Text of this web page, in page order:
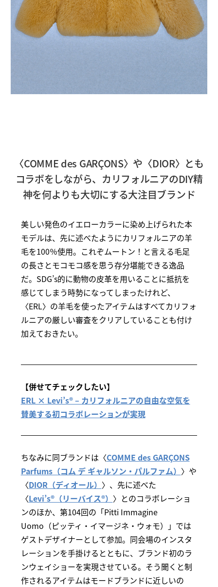
〈COMME des GARÇONS〉や〈DIOR〉とも
コラボをしながら、カリフォルニアのDIY精
神を何よりも大切にする大注目ブランド
美しい発色のイエローカラーに染め上げられた本
モデルは、先に述べたようにカリフォルニアの羊
毛を100％使用。これぞムートン！と言える毛足
の長さとモコモコ感を思う存分堪能できる逸品
だ。SDG’s的に動物の皮革を用いることに抵抗を
感じてしまう時勢になってしまったけれど、
〈ERL〉の羊毛を使ったアイテムはすべてカリフォ
ルニアの厳しい審査をクリアしていることも付け
加えておきたい。
【併せてチェックしたい】
ERL × Levi’s® – カリフォルニアの自由な空気を
賛美する初コラボレーションが実現
ちなみに同ブランドは〈COMME des GARÇONS
Parfums（コム デ ギャルソン・パルファム） 〉や
〈DIOR（ディオール） 〉、先に述べた
〈Levi’s®（リーバイス®） 〉とのコラボレーショ
ンのほか、第104回の「Pitti Immagine
Uomo（ピッティ・イマージネ・ウォモ）」では
ゲストデザイナーとして参加。同会場のインスタ
レーションを手掛けるとともに、ブランド初のラ
ンウェイショーを実現させている。そう聞くと制
作されるアイテムはモードブランドに近しいの